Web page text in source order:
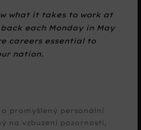
what it takes to work at
back each Monday in May
careers essential to
nation.
o promyšlený personální
na vzbuzení pozornosti,